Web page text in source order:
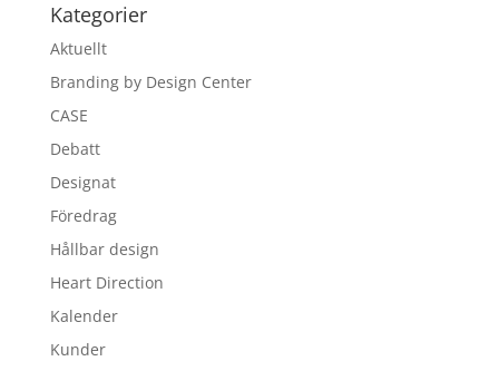
Kategorier
Aktuellt
Branding by Design Center
CASE
Debatt
Designat
Föredrag
Hållbar design
Heart Direction
Kalender
Kunder